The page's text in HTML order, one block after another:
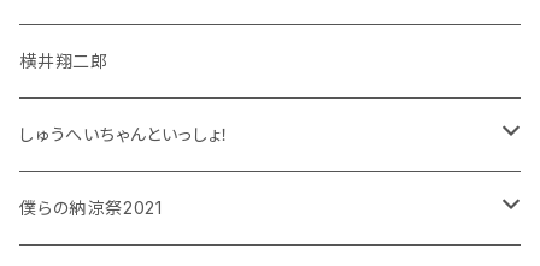
横井翔二郎
しゅうへいちゃんといっしょ！
和泉宗兵
僕らの納涼祭2021